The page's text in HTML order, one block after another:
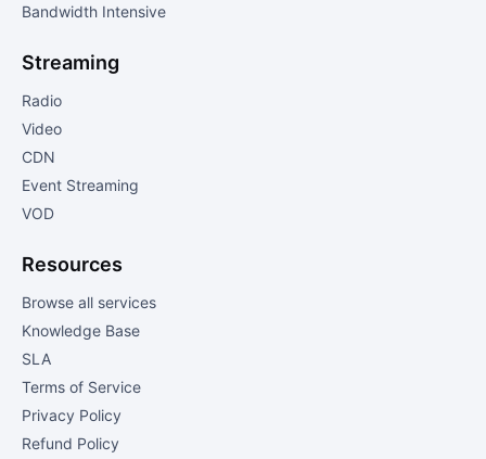
Bandwidth Intensive
Streaming
Radio
Video
CDN
Event Streaming
VOD
Resources
Browse all services
Knowledge Base
SLA
Terms of Service
Privacy Policy
Refund Policy